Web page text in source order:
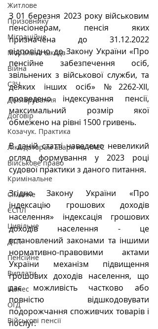
Житлове
Призовнику
Міграційне
Моральна шкода
Війна
СЗЧ
Декларування
Договір
Козачук. Практика
Ліквідаторам аварії на ЧАЕС
Військове право
Кримінальне
Сімейне
ЄСПЛ
Цивільне
ДТП
Пенсійне
Виплати
Бізнес
ОГД
Військові пенсії
З 01 березня 2023 року військовим
пенсіонерам, пенсія яких
призначена до 31.12.2022
відповідно до Закону України «Про
пенсійне забезпечення осіб,
звільнених з військової служби, та
деяких інших осіб» №2262-ХІІ,
проведено індексування пенсії,
максимальний розмір якої
обмежено на рівні 1500 гривень.
В даній статті наведемо невеликий
огляд формування у 2023 році
судової практики з даного питання.
Згідно Закону України «Про
індексацію грошових доходів
населення» індексація грошових
доходів населення
- це
встановлений законами та іншими
нормативно-правовими актами
України механізм підвищення
грошових доходів населення, що
дає можливість частково або
повністю відшкодовувати
подорожчання споживчих товарів і
послуг.